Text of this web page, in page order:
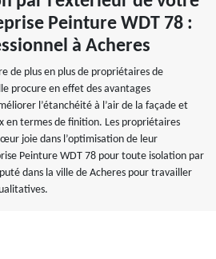
Peinture WDT 78 :
à Acheres
de plus en plus de propriétaires de
procure en effet des avantages
l’étanchéité à l’air de la façade et
en termes de finition. Les propriétaires
joie dans l’optimisation de leur
Peinture WDT 78 pour toute isolation par
dans la ville de Acheres pour travailler